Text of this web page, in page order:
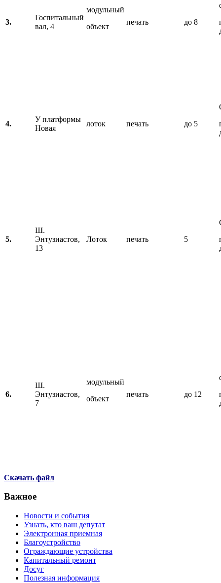
3.
Госпитальный
вал, 4
модульный
объект
печать до 8
4.
У платформы
Новая
лоток печать до 5
5.
Ш.
Энтузиастов,
13
Лоток печать 5
6.
Ш.
Энтузиастов,
7
модульный
объект
печать до 12
Скачать файл
Важное
Новости и события
Узнать, кто ваш депутат
Электронная приемная
Благоустройство
Ограждающие устройства
Капитальный ремонт
Досуг
Полезная информация